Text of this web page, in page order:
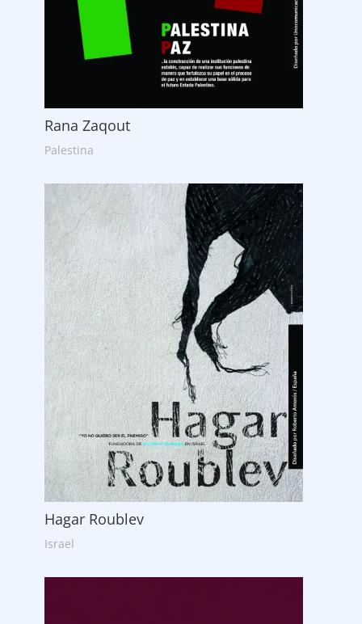
Rana Zaqout
Palestina
Hagar Roublev
Israel